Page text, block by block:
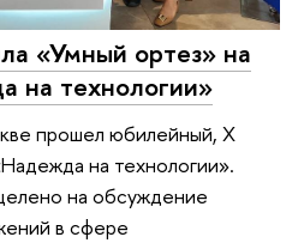
«Умный ортез» на
на технологии»
прошел юбилейный, X
на технологии».
на обсуждение
в сфере